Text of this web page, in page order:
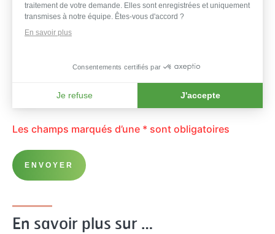
traitement de votre demande. Elles sont enregistrées et uniquement
transmises à notre équipe. Êtes-vous d'accord ?
En savoir plus
Consentements certifiés par
Je refuse J'accepte
Les champs marqués d’une * sont obligatoires
ENVOYER
En savoir plus sur …